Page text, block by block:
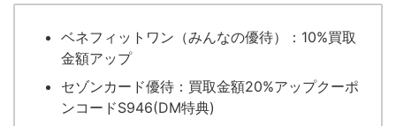
ベネフィットワン（みんなの優待）：10%買取
金額アップ
セゾンカード優待：買取金額20%アップクーポ
ンコードS946(DM特典)